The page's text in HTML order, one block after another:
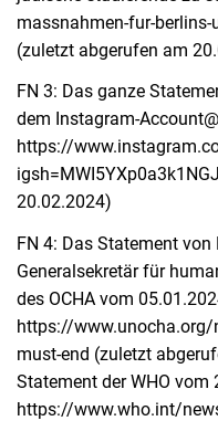
massnahmen-fur-
(zuletzt abgerufen am
FN 3: Das ganze
dem Instagram-
https://
20.02.2024)
FN 4: Das Statement
Generalsekretär für
des OCHA vom
https://www.unocha.org/
must-end (zuletzt
Statement der WHO vom
https://www.who.int/